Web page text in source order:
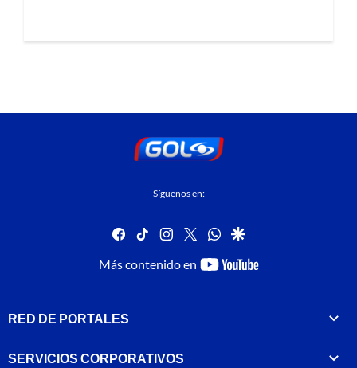
Síguenos en:
facebook
tiktok instagram
twitterwhatsapp
google
Más contenido en
youtube-
RED DE PORTALES
SERVICIOS CORPORATIVOS